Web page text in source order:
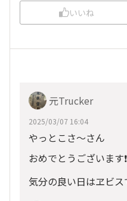
いいね
元Trucker
2025/03/07 16:04
やっとこさ～さん
おめでとうございます
気分の良い日はヱビス